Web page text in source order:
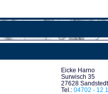
Eicke Harno
Surwisch 35
27628 Sandstedt
Tel.: 04702 - 12